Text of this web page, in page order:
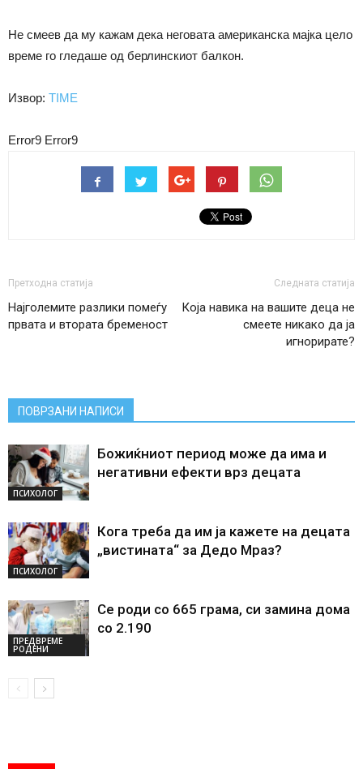
Не смеев да му кажам дека неговата американска мајка цело
време го гледаше од берлинскиот балкон.
Извор: TIME
Error9 Error9
Претходна статија
Најголемите разлики помеѓу
првата и втората бременост
Следната статија
Која навика на вашите деца не
смеете никако да ја
игнорирате?
ПОВРЗАНИ НАПИСИ
ПСИХОЛОГ
Божиќниот период може да има и
негативни ефекти врз децата
ПСИХОЛОГ
Кога треба да им ја кажете на децата
„вистината“ за Дедо Мраз?
ПРЕДВРЕМЕ
РОДЕНИ
Се роди со 665 грама, си замина дома
со 2.190